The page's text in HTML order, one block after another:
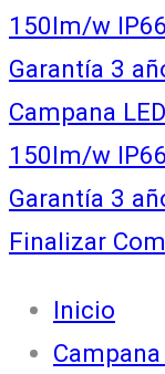
150lm/w
Garantía 3
Campana
150lm/w
Garantía 3
Finalizar
Inicio
Campana